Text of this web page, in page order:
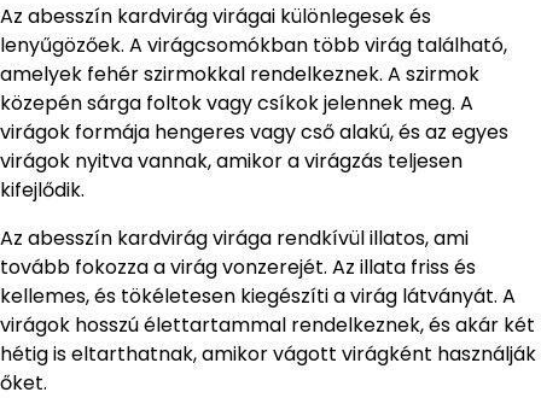
Az abesszín kardvirág virágai különlegesek és
lenyűgözőek. A virágcsomókban több virág található,
amelyek fehér szirmokkal rendelkeznek. A szirmok
közepén sárga foltok vagy csíkok jelennek meg. A
virágok formája hengeres vagy cső alakú, és az egyes
virágok nyitva vannak, amikor a virágzás teljesen
kifejlődik.
Az abesszín kardvirág virága rendkívül illatos, ami
tovább fokozza a virág vonzerejét. Az illata friss és
kellemes, és tökéletesen kiegészíti a virág látványát. A
virágok hosszú élettartammal rendelkeznek, és akár két
hétig is eltarthatnak, amikor vágott virágként használják
őket.